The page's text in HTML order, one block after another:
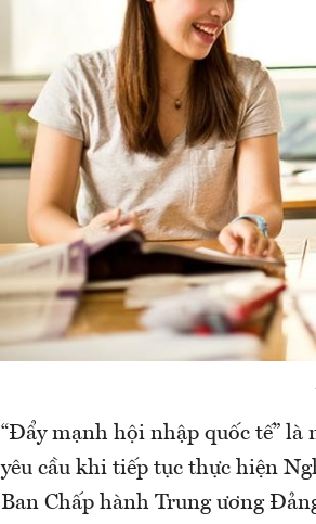
“Đẩy mạnh hội nhập quốc tế”
yêu cầu khi tiếp tục thực hiện
Ban Chấp hành Trung ương